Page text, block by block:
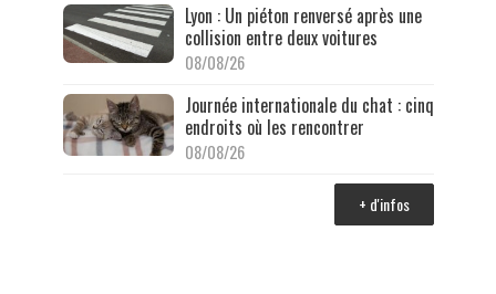
Lyon : Un piéton renversé après une
collision entre deux voitures
08/08/26
Journée internationale du chat : cinq
endroits où les rencontrer
08/08/26
+ d'infos